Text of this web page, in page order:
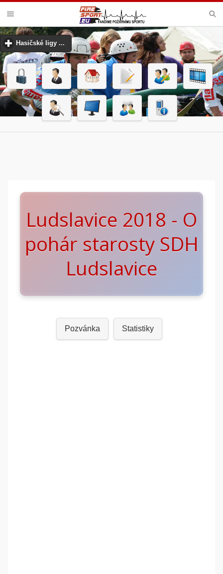
VELKÁ CENA MHJ PŘEROV
Hasičské ligy ... click to expand contents
Ludslavice 2018 - O
pohár starosty SDH
Ludslavice
Pozvánka Statistiky